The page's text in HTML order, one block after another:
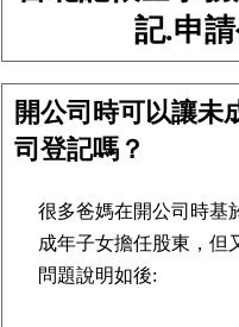
記.申
開公司時可以讓未
司登記嗎？
很多爸媽在開公司時基
成年子女擔任股東，但
問題說明如後: